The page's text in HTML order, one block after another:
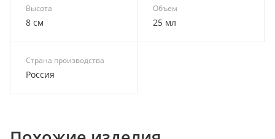
Высота
8 см
Объем
25 мл
Страна производства
Россия